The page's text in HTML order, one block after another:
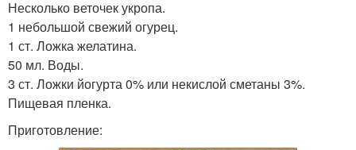
Несколько веточек укропа.
1 небольшой свежий огурец.
1 ст. Ложка желатина.
50 мл. Воды.
3 ст. Ложки йогурта 0% или некислой сметаны 3%.
Пищевая пленка.
Приготовление: